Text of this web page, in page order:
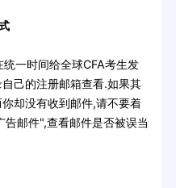
一时间给全球CFA考生发
己的注册邮箱查看.如果其
却没有收到邮件,请不要着
邮件",查看邮件是否被误当